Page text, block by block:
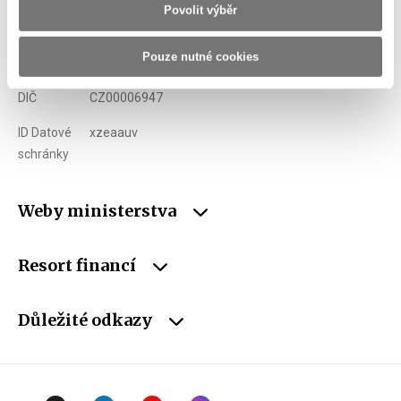
Povolit výběr
Pouze nutné cookies
E-mail podatelna@mf.gov.cz
00006947
DIČ CZ00006947
ID Datové
schránky
xzeaauv
Weby ministerstva
Resort financí
Důležité odkazy